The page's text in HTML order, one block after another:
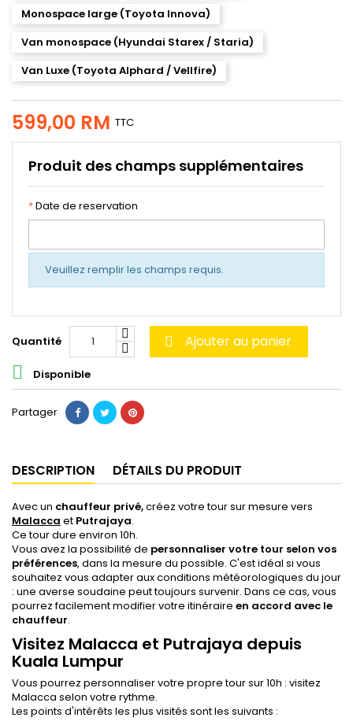
Monospace large (Toyota Innova)
Van monospace (Hyundai Starex / Staria)
Van Luxe (Toyota Alphard / Vellfire)
599,00 RM TTC
Produit des champs supplémentaires
*Date de reservation
Veuillez remplir les champs requis.
Quantité  Ajouter au panier
 Disponible
Partager
DESCRIPTION DÉTAILS DU PRODUIT
Avec un chauffeur privé,créez votre tour sur mesure vers
Malacca et Putrajaya.
Ce tour dure environ 10h.
Vous avez la possibilité de personnaliser votre tour selon vos
préférences, dans la mesure du possible. C'est idéal si vous
souhaitez vous adapter aux conditions météorologiques du jour
: une averse soudaine peut toujours survenir. Dans ce cas, vous
pourrez facilement modifier votre itinéraire en accord avec le
chauffeur.
Visitez Malacca et Putrajaya depuis
Kuala Lumpur
Vous pourrez personnaliser votre propre tour sur 10h : visitez
Malacca selon votre rythme.
Les points d'intérêts les plus visités sont les suivants :